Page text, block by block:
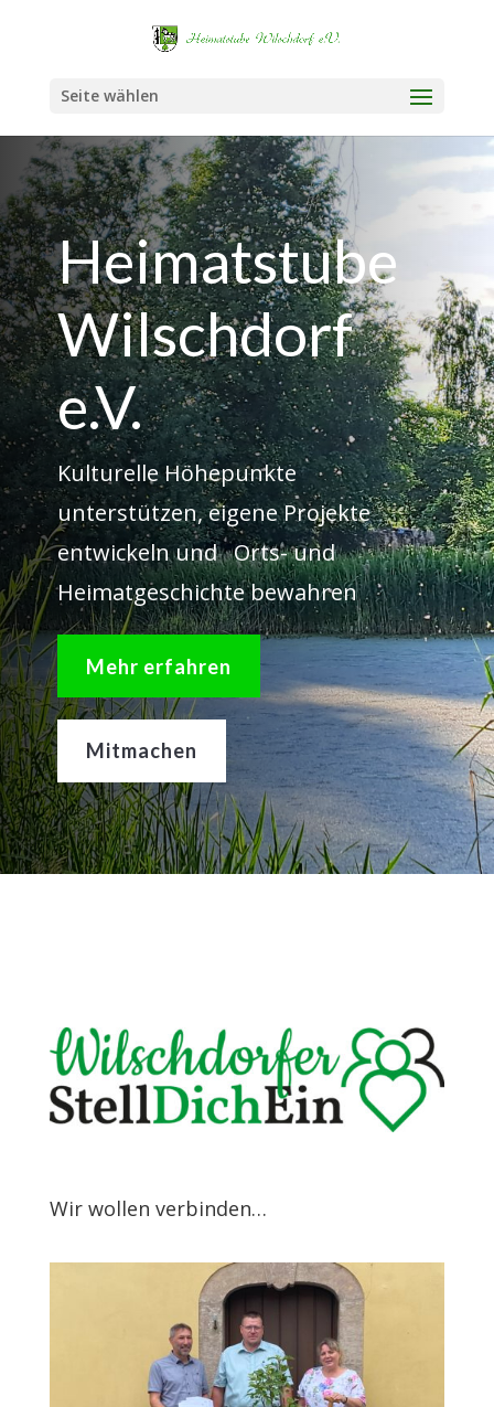
Seite wählen
Heimatstube
Wilschdorf
e.V.
Kulturelle Höhepunkte
unterstützen, eigene Projekte
entwickeln und Orts- und
Heimatgeschichte bewahren
Mehr erfahren
Mitmachen
Wir wollen verbinden…